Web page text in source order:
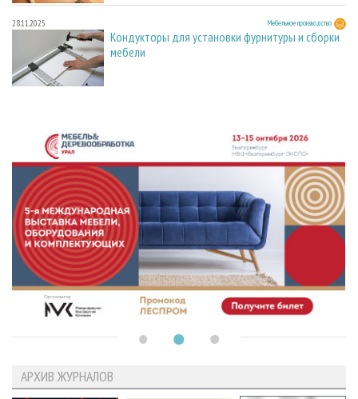
28.11.2025 Мебельное производство
Кондукторы для установки фурнитуры и сборки
мебели
АРХИВ ЖУРНАЛОВ